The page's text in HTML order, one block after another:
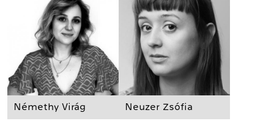
Némethy Virág Neuzer Zsófia